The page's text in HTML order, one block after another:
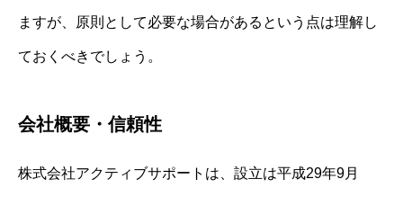
ますが、原則として必要な場合があるという点は理解し
ておくべきでしょう。
会社概要・信頼性
株式会社アクティブサポートは、設立は平成29年9月